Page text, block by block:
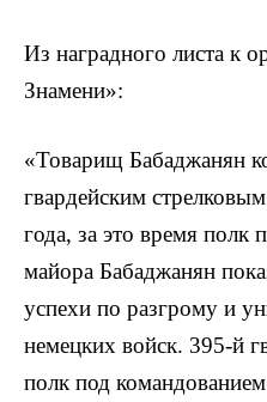
Из наградного листа к
Знамени»:
«Товарищ Бабаджанян
гвардейским
года, за это время полк
майора Бабаджанян
успехи по разгрому и
немецких войск. 395-й
полк под